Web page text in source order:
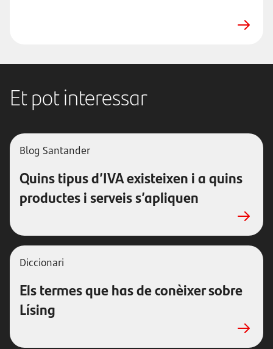
Et pot interessar
Blog Santander
Quins tipus d’IVA existeixen i a quins
productes i serveis s’apliquen
Diccionari
Els termes que has de conèixer sobre
Lísing